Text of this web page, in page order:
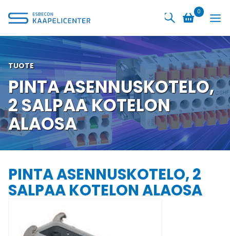
sisältöön
0
TUOTE
PINTA ASENNUSKOTELO,
2 SALPAA KOTELON
ALAOSA
PINTA ASENNUSKOTELO, 2
SALPAA KOTELON ALAOSA